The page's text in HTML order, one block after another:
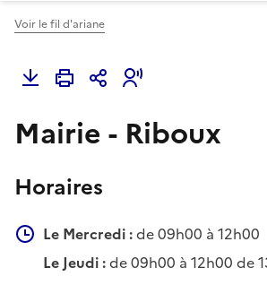
Voir le fil d'ariane
Mairie - Riboux
Horaires
Le Mercredi :de 09h00 à 12h00
Le Jeudi :de 09h00 à 12h00 de